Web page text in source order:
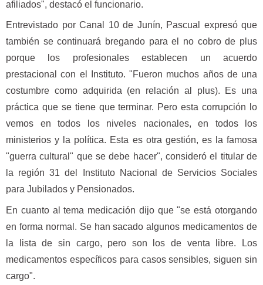
afiliados", destacó el funcionario.
Entrevistado por Canal 10 de Junín, Pascual expresó que
también se continuará bregando para el no cobro de plus
porque los profesionales establecen un acuerdo
prestacional con el Instituto. "Fueron muchos años de una
costumbre como adquirida (en relación al plus). Es una
práctica que se tiene que terminar. Pero esta corrupción lo
vemos en todos los niveles nacionales, en todos los
ministerios y la política. Esta es otra gestión, es la famosa
"guerra cultural" que se debe hacer", consideró el titular de
la región 31 del Instituto Nacional de Servicios Sociales
para Jubilados y Pensionados.
En cuanto al tema medicación dijo que "se está otorgando
en forma normal. Se han sacado algunos medicamentos de
la lista de sin cargo, pero son los de venta libre. Los
medicamentos específicos para casos sensibles, siguen sin
cargo".